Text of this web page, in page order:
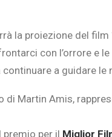
la proiezione del film
con l’orrore e
a guidare le
Martin Amis,
per il Miglior